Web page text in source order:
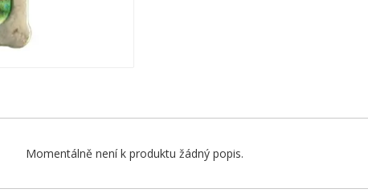
Momentálně není k produktu žádný popis.